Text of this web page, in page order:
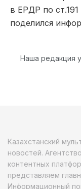
в ЕРДР по
поделился
Наша редакция
Казахстанский
новостей.
контентных
представляем
Информационный